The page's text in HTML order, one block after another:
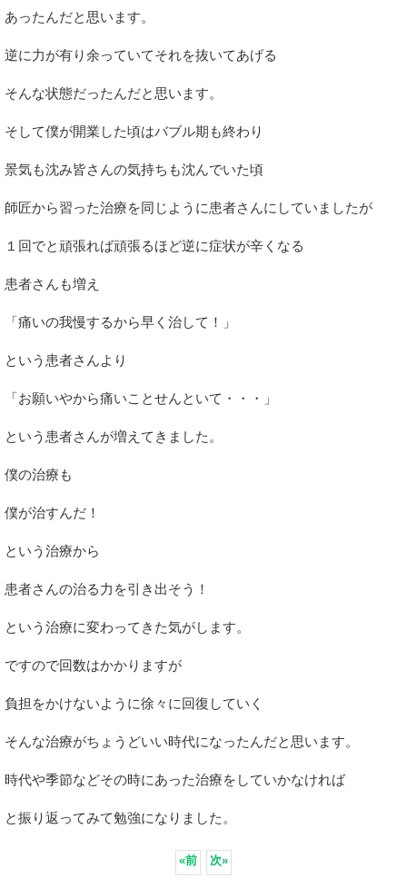
あったんだと思います。
逆に力が有り余っていてそれを抜いてあげる
そんな状態だったんだと思います。
そして僕が開業した頃はバブル期も終わり
景気も沈み皆さんの気持ちも沈んでいた頃
師匠から習った治療を同じように患者さんにしていましたが
１回でと頑張れば頑張るほど逆に症状が辛くなる
患者さんも増え
「痛いの我慢するから早く治して！」
という患者さんより
「お願いやから痛いことせんといて・・・」
という患者さんが増えてきました。
僕の治療も
僕が治すんだ！
という治療から
患者さんの治る力を引き出そう！
という治療に変わってきた気がします。
ですので回数はかかりますが
負担をかけないように徐々に回復していく
そんな治療がちょうどいい時代になったんだと思います。
時代や季節などその時にあった治療をしていかなければ
と振り返ってみて勉強になりました。
«前 次»